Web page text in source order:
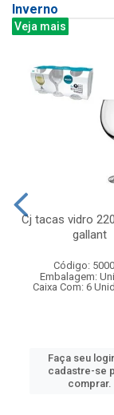
Inverno
Veja mais
Cj tacas vidro
gallant
Código:
Embalagem:
Caixa Com: 6
Faça seu
cadastre-se
comprar.